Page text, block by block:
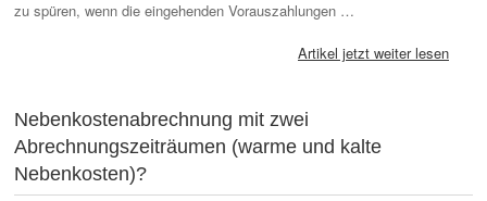
zu spüren, wenn die eingehenden Vorauszahlungen …
Artikel jetzt weiter lesen
Nebenkostenabrechnung mit zwei
Abrechnungszeiträumen (warme und kalte
Nebenkosten)?